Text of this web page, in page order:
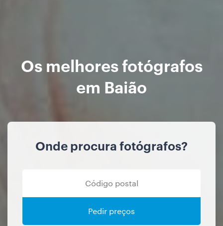
Os melhores fotógrafos
em Baião
Onde procura fotógrafos?
Pedir preços